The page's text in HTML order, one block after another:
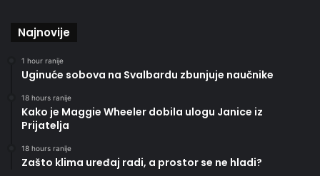
Najnovije
1 hour ranije
Uginuće sobova na Svalbardu zbunjuje naučnike
18 hours ranije
Kako je Maggie Wheeler dobila ulogu Janice iz
Prijatelja
18 hours ranije
Zašto klima uređaj radi, a prostor se ne hladi?